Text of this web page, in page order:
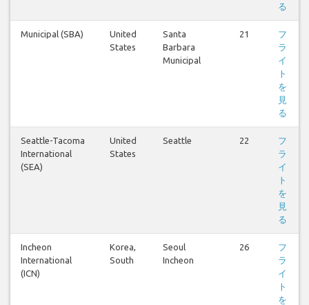
る
Municipal (SBA)
United
States
Santa
Barbara
Municipal
21
フ
ラ
イ
ト
を
見
る
Seattle-Tacoma
International
(SEA)
United
States
Seattle 22
フ
ラ
イ
ト
を
見
る
Incheon
International
(ICN)
Korea,
South
Seoul
Incheon
26
フ
ラ
イ
ト
を